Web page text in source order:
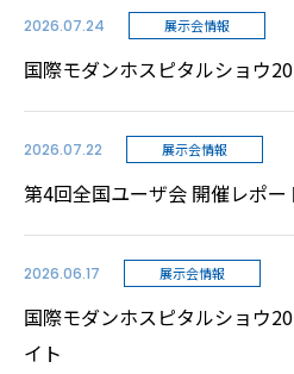
2026.07.24 展示会情報
国際モダンホスピタルショウ
2026.07.22 展示会情報
第4回全国ユーザ会 開催レポー
2026.06.17 展示会情報
国際モダンホスピタルショウ
イト